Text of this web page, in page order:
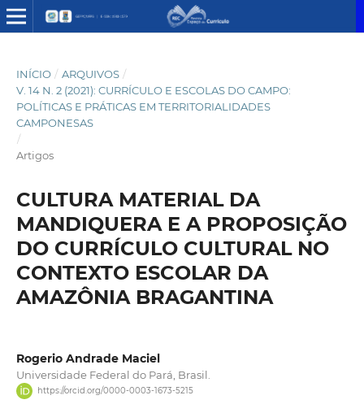
INÍCIO / ARQUIVOS /
V. 14 N. 2 (2021): CURRÍCULO E ESCOLAS DO CAMPO:
POLÍTICAS E PRÁTICAS EM TERRITORIALIDADES
CAMPONESAS
/
Artigos
CULTURA MATERIAL DA
MANDIQUERA E A PROPOSIÇÃO
DO CURRÍCULO CULTURAL NO
CONTEXTO ESCOLAR DA
AMAZÔNIA BRAGANTINA
Rogerio Andrade Maciel
Universidade Federal do Pará, Brasil.
https://orcid.org/0000-0003-1673-5215